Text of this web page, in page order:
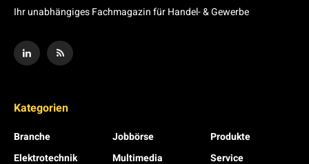
Ihr unabhängiges Fachmagazin für Handel- & Gewerbe
Kategorien
Branche
Elektrotechnik
Jobbörse
Multimedia
Produkte
Service